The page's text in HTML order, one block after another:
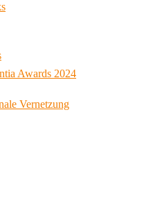
Awards 2024
Vernetzung